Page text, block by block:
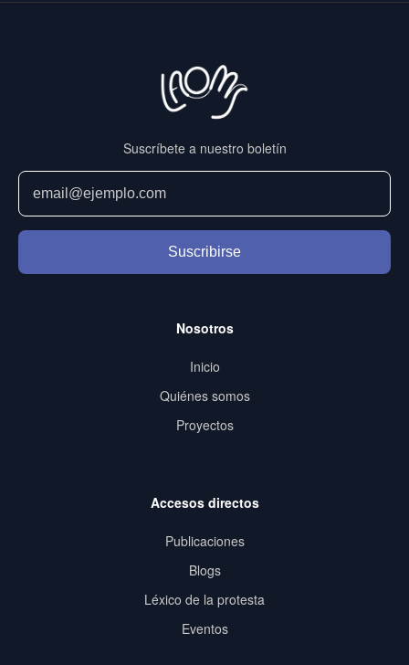
Suscríbete a nuestro boletín
Suscribirse
Nosotros
Inicio
Quiénes somos
Proyectos
Accesos directos
Publicaciones
Blogs
Léxico de la protesta
Eventos